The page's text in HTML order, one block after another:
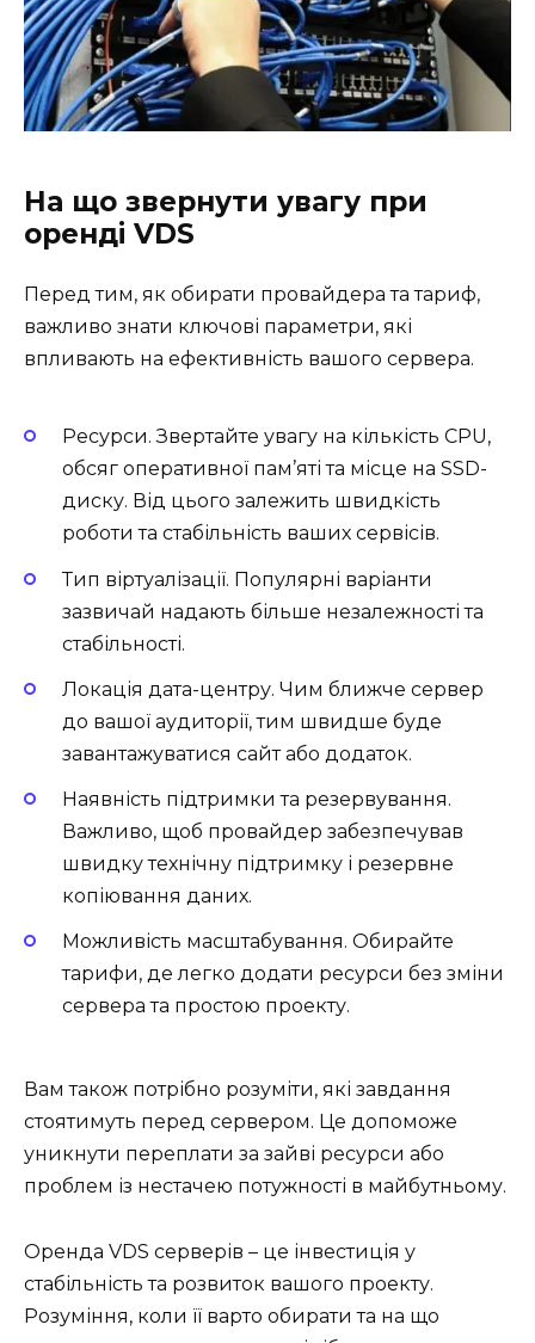
На що звернути увагу при
оренді VDS
Перед тим, як обирати провайдера та тариф,
важливо знати ключові параметри, які
впливають на ефективність вашого сервера.
Ресурси. Звертайте увагу на кількість CPU,
обсяг оперативної пам’яті та місце на SSD-
диску. Від цього залежить швидкість
роботи та стабільність ваших сервісів.
Тип віртуалізації. Популярні варіанти
зазвичай надають більше незалежності та
стабільності.
Локація дата-центру. Чим ближче сервер
до вашої аудиторії, тим швидше буде
завантажуватися сайт або додаток.
Наявність підтримки та резервування.
Важливо, щоб провайдер забезпечував
швидку технічну підтримку і резервне
копіювання даних.
Можливість масштабування. Обирайте
тарифи, де легко додати ресурси без зміни
сервера та простою проекту.
Вам також потрібно розуміти, які завдання
стоятимуть перед сервером. Це допоможе
уникнути переплати за зайві ресурси або
проблем із нестачею потужності в майбутньому.
Оренда VDS серверів – це інвестиція у
стабільність та розвиток вашого проекту.
Розуміння, коли її варто обирати та на що